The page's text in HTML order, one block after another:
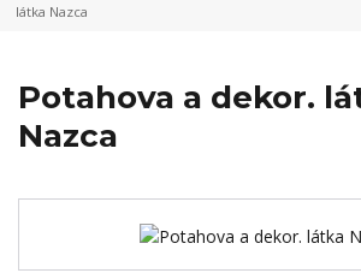
látka Nazca
Potahova a dekor.
Nazca